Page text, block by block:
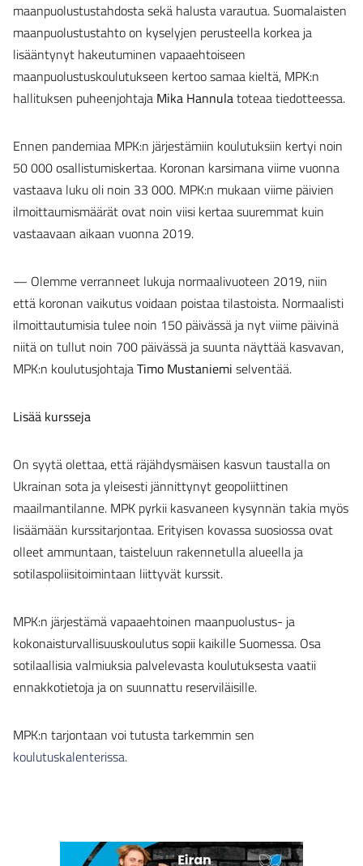
maanpuolustustahdosta sekä halusta varautua. Suomalaisten
maanpuolustustahto on kyselyjen perusteella korkea ja
lisääntynyt hakeutuminen vapaaehtoiseen
maanpuolustuskoulutukseen kertoo samaa kieltä, MPK:n
hallituksen puheenjohtaja Mika Hannulatoteaa tiedotteessa.
Ennen pandemiaa MPK:n järjestämiin koulutuksiin kertyi noin
50 000 osallistumiskertaa. Koronan karsimana viime vuonna
vastaava luku oli noin 33 000. MPK:n mukaan viime päivien
ilmoittaumismäärät ovat noin viisi kertaa suuremmat kuin
vastaavaan aikaan vuonna 2019.
— Olemme verranneet lukuja normaalivuoteen 2019, niin
että koronan vaikutus voidaan poistaa tilastoista. Normaalisti
ilmoittautumisia tulee noin 150 päivässä ja nyt viime päivinä
niitä on tullut noin 700 päivässä ja suunta näyttää kasvavan,
MPK:n koulutusjohtajaTimo Mustaniemi selventää.
Lisää kursseja
On syytä olettaa, että räjähdysmäisen kasvun taustalla on
Ukrainan sota ja yleisesti jännittynyt geopoliittinen
maailmantilanne. MPK pyrkii kasvaneen kysynnän takia myös
lisäämään kurssitarjontaa. Erityisen kovassa suosiossa ovat
olleet ammuntaan, taisteluun rakennetulla alueella ja
sotilaspoliisitoimintaan liittyvät kurssit.
MPK:n järjestämä vapaaehtoinen maanpuolustus- ja
kokonaisturvallisuuskoulutus sopii kaikille Suomessa. Osa
sotilaallisia valmiuksia palvelevasta koulutuksesta vaatii
ennakkotietoja ja on suunnattu reserviläisille.
MPK:n tarjontaan voi tutusta tarkemmin sen
koulutuskalenterissa.